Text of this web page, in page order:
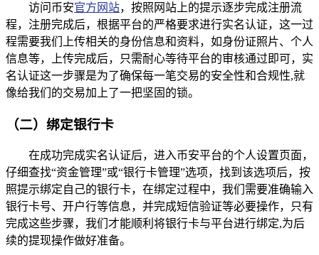
访问币安官方网站，按照网站上的提示逐步完成注册流
程，注册完成后，根据平台的严格要求进行实名认证，这一过
程需要我们上传相关的身份信息和资料，如身份证照片、个人
信息等，上传完成后，只需耐心等待平台的审核通过即可，实
名认证这一步骤是为了确保每一笔交易的安全性和合规性,就
像给我们的交易加上了一把坚固的锁。
（二）绑定银行卡
在成功完成实名认证后，进入币安平台的个人设置页面，
仔细查找“资金管理”或“银行卡管理”选项，找到该选项后，按
照提示绑定自己的银行卡，在绑定过程中，我们需要准确输入
银行卡号、开户行等信息，并完成短信验证等必要操作，只有
完成这些步骤，我们才能顺利将银行卡与平台进行绑定,为后
续的提现操作做好准备。